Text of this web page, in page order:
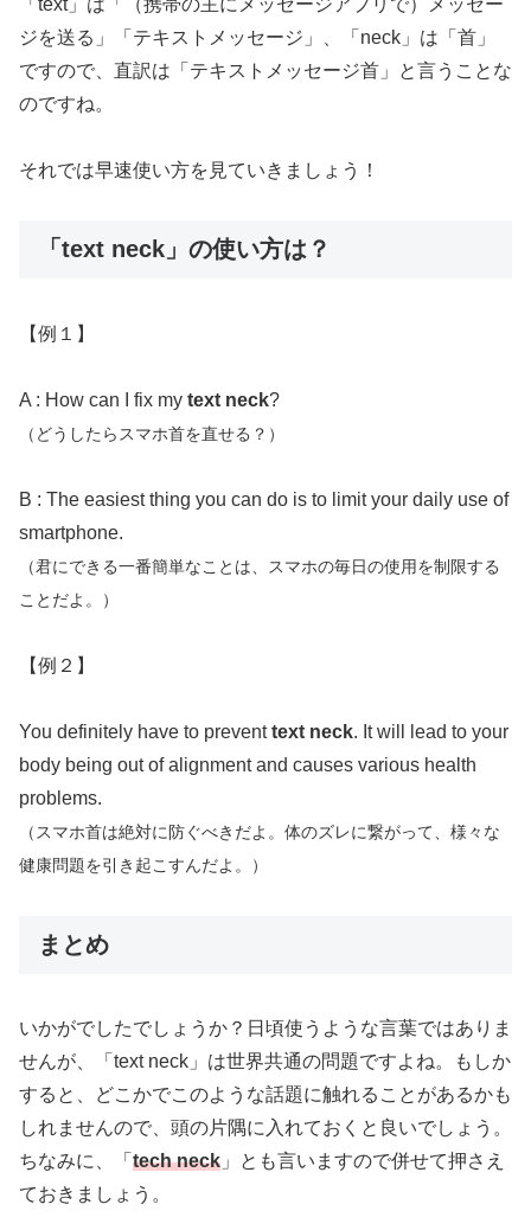
ジを送る」「テキストメッセージ」、「neck」は「首」
ですので、直訳は「テキストメッセージ首」と言うことな
のですね。
それでは早速使い方を見ていきましょう！
「text neck」の使い方は？
【例１】
A : How can I fix my text neck?
（どうしたらスマホ首を直せる？）
B : The easiest thing you can do is to limit your daily use of
smartphone.
（君にできる一番簡単なことは、スマホの毎日の使用を制限する
ことだよ。）
【例２】
You definitely have to preventtext neck. It will lead to your
body being out of alignment and causes various health
problems.
（スマホ首は絶対に防ぐべきだよ。体のズレに繋がって、様々な
健康問題を引き起こすんだよ。）
まとめ
いかがでしたでしょうか？日頃使うような言葉ではありま
せんが、「text neck」は世界共通の問題ですよね。もしか
すると、どこかでこのような話題に触れることがあるかも
しれませんので、頭の片隅に入れておくと良いでしょう。
ちなみに、「 tech neck 」とも言いますので併せて押さえ
ておきましょう。